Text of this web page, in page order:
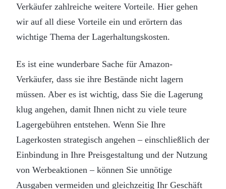
Verkäufer zahlreiche weitere Vorteile. Hier gehen
wir auf all diese Vorteile ein und erörtern das
wichtige Thema der Lagerhaltungskosten.
Es ist eine wunderbare Sache für Amazon-
Verkäufer, dass sie ihre Bestände nicht lagern
müssen. Aber es ist wichtig, dass Sie die Lagerung
klug angehen, damit Ihnen nicht zu viele teure
Lagergebühren entstehen. Wenn Sie Ihre
Lagerkosten strategisch angehen – einschließlich der
Einbindung in Ihre Preisgestaltung und der Nutzung
von Werbeaktionen – können Sie unnötige
Ausgaben vermeiden und gleichzeitig Ihr Geschäft